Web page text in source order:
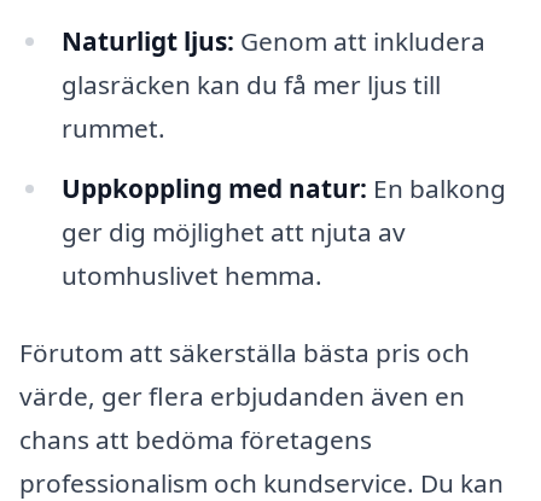
Naturligt ljus: Genom att inkludera
glasräcken kan du få mer ljus till
rummet.
Uppkoppling med natur: En balkong
ger dig möjlighet att njuta av
utomhuslivet hemma.
Förutom att säkerställa bästa pris och
värde, ger flera erbjudanden även en
chans att bedöma företagens
professionalism och kundservice. Du kan